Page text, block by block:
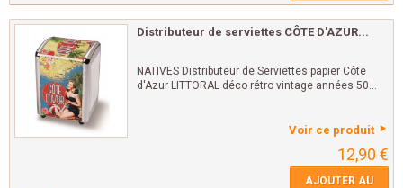
Distributeur de serviettes CÔTE D'AZUR...
NATIVES Distributeur de Serviettes papier Côte
d'Azur LITTORAL déco rétro vintage années 50...
Voir ce produit
12,90 €
AJOUTER AU